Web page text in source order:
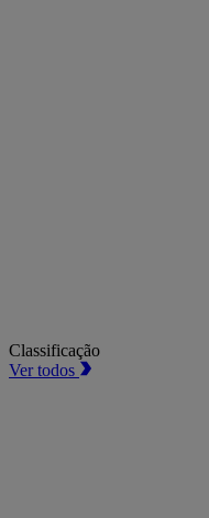
Classificação
Ver todos